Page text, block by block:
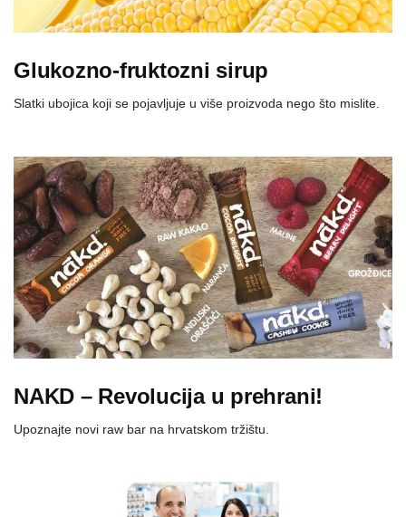
Glukozno-fruktozni sirup
Slatki ubojica koji se pojavljuje u više proizvoda nego što mislite.
NAKD – Revolucija u prehrani!
Upoznajte novi raw bar na hrvatskom tržištu.